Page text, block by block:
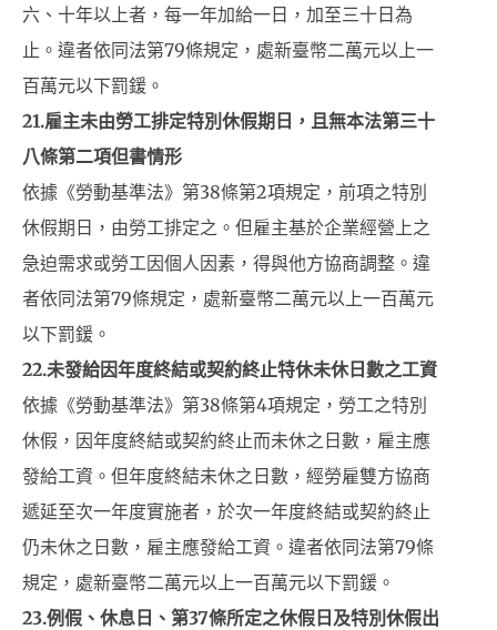
六、十年以上者，每一年加給一日，加至三十日為
止。違者依同法第79條規定，處新臺幣二萬元以上一
百萬元以下罰鍰。
21.雇主未由勞工排定特別休假期日，且無本法第三十
八條第二項但書情形
依據《勞動基準法》第38條第2項規定，前項之特別
休假期日，由勞工排定之。但雇主基於企業經營上之
急迫需求或勞工因個人因素，得與他方協商調整。違
者依同法第79條規定，處新臺幣二萬元以上一百萬元
以下罰鍰。
22.未發給因年度終結或契約終止特休未休日數之工資
依據《勞動基準法》第38條第4項規定，勞工之特別
休假，因年度終結或契約終止而未休之日數，雇主應
發給工資。但年度終結未休之日數，經勞雇雙方協商
遞延至次一年度實施者，於次一年度終結或契約終止
仍未休之日數，雇主應發給工資。違者依同法第79條
規定，處新臺幣二萬元以上一百萬元以下罰鍰。
23.例假、休息日、第37條所定之休假日及特別休假出